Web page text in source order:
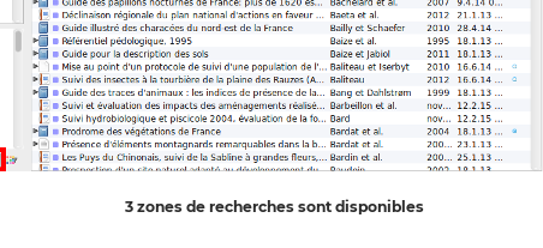
3 zones de recherches sont disponibles